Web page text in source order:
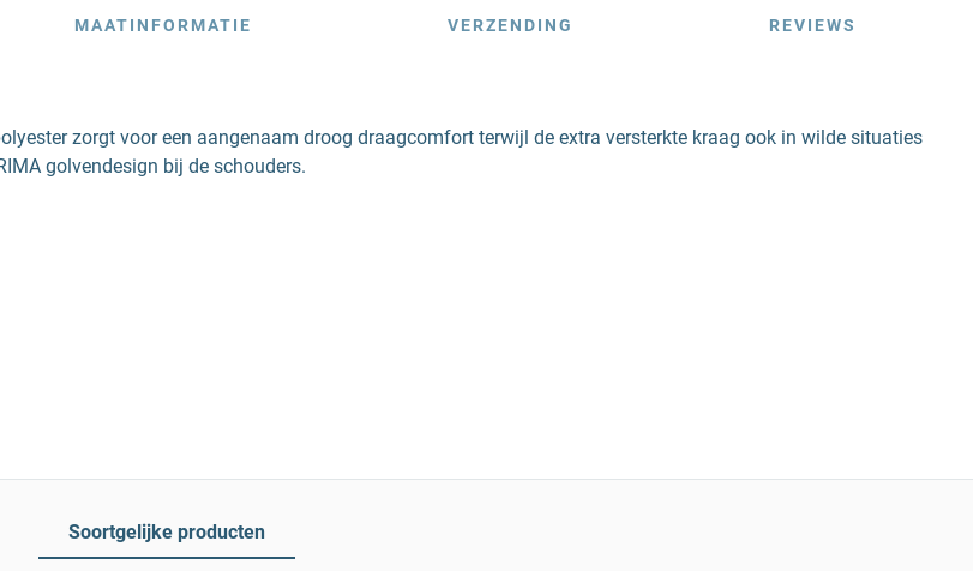
MAATINFORMATIE VERZENDING REVIEWS
zorgt voor een aangenaam droog draagcomfort terwijl de extra versterkte kraag ook in wilde situaties
golvendesign bij de schouders.
Soortgelijke producten